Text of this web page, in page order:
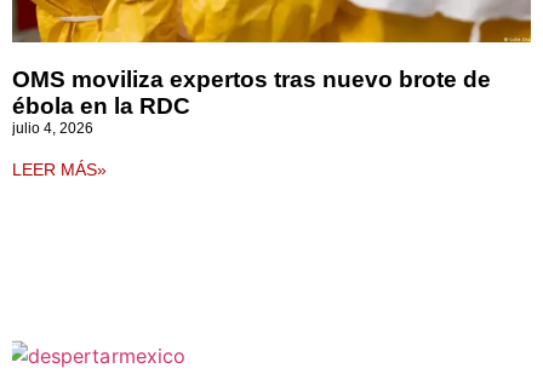
OMS moviliza expertos tras nuevo brote de
ébola en la RDC
julio 4, 2026
LEER MÁS»